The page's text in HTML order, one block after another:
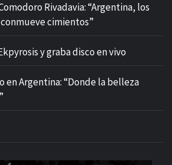
Rivadavia: “Argentina, los
cimientos”
y graba disco en vivo
en Argentina: “Donde la belleza